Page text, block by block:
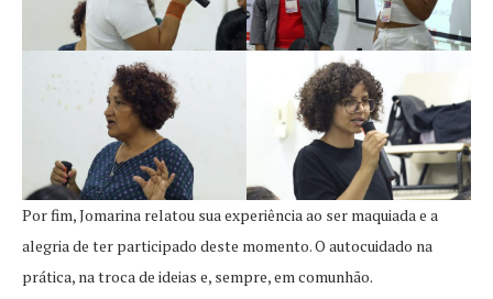
Por fim, Jomarina relatou sua experiência ao ser maquiada e a
alegria de ter participado deste momento. O autocuidado na
prática, na troca de ideias e, sempre, em comunhão.